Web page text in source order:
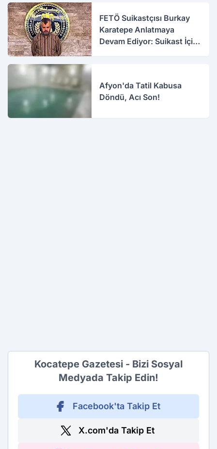
FETÖ Suikastçısı Burkay
Karatepe Anlatmaya
Devam Ediyor: Suikast İçin
Afyon'da Tatil Kabusa
Döndü, Acı Son!
Kocatepe Gazetesi - Bizi Sosyal
Medyada Takip Edin!
Facebook'ta Takip Et
X.com'da Takip Et